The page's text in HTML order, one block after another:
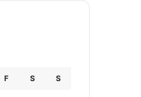
F S S